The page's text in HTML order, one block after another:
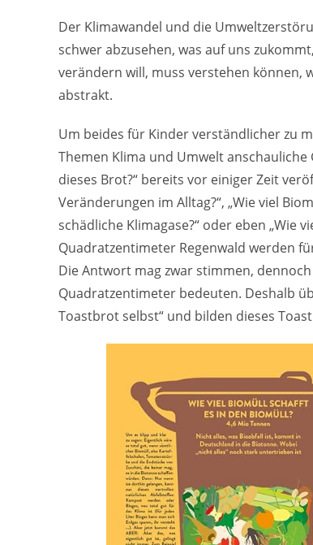
Der Klimawandel und die
schwer abzusehen, was auf uns
verändern will, muss verstehen können,
abstrakt.
Um beides für Kinder verständlicher zu
Themen Klima und Umwelt anschauliche
dieses Brot?“ bereits vor einiger Zeit
Veränderungen im Alltag?“, „Wie viel
schädliche Klimagase?“ oder eben „Wie
Quadratzentimeter Regenwald werden
Die Antwort mag zwar stimmen,
Quadratzentimeter bedeuten. Deshalb
Toastbrot selbst“ und bilden dieses